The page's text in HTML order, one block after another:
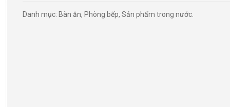
Danh mục: Bàn ăn, Phòng bếp, Sản phẩm trong nước